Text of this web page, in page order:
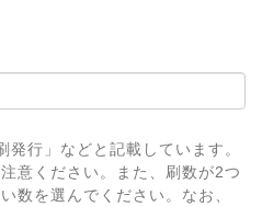
行」などと記載しています。
意ください。また、刷数が2つ
数を選んでください。なお、